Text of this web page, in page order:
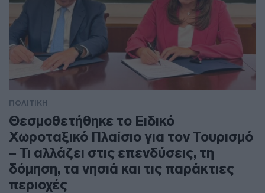
ΠΟΛΙΤΙΚΗ
Θεσμοθετήθηκε το Ειδικό
Χωροταξικό Πλαίσιο για τον Τουρισμό
– Τι αλλάζει στις επενδύσεις, τη
δόμηση, τα νησιά και τις παράκτιες
περιοχές